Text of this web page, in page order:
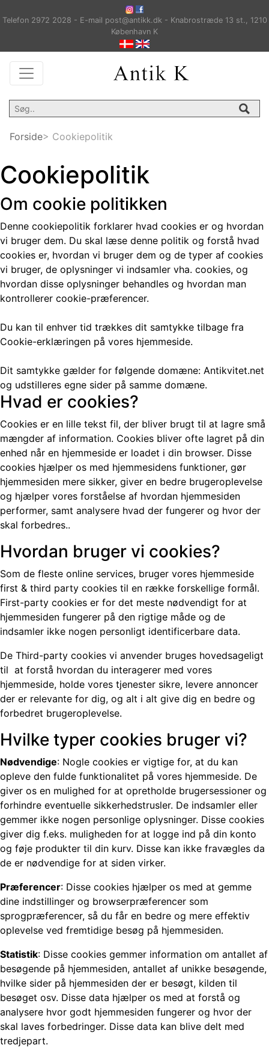
Telefon 2972 2028 - E-mail post@antikk.dk - Knabrostræde 13 st., 1210
København K
Forside> Cookiepolitik
Cookiepolitik
Om cookie politikken
Denne cookiepolitik forklarer hvad cookies er og hvordan
vi bruger dem. Du skal læse denne politik og forstå hvad
cookies er, hvordan vi bruger dem og de typer af cookies
vi bruger, de oplysninger vi indsamler vha. cookies, og
hvordan disse oplysninger behandles og hvordan man
kontrollerer cookie-præferencer.
Du kan til enhver tid trækkes dit samtykke tilbage fra
Cookie-erklæringen på vores hjemmeside.
Dit samtykke gælder for følgende domæne: Antikvitet.net
og udstilleres egne sider på samme domæne.
Hvad er cookies?
Cookies er en lille tekst fil, der bliver brugt til at lagre små
mængder af information. Cookies bliver ofte lagret på din
enhed når en hjemmeside er loadet i din browser. Disse
cookies hjælper os med hjemmesidens funktioner, gør
hjemmesiden mere sikker, giver en bedre brugeroplevelse
og hjælper vores forståelse af hvordan hjemmesiden
performer, samt analysere hvad der fungerer og hvor der
skal forbedres..
Hvordan bruger vi cookies?
Som de fleste online services, bruger vores hjemmeside
first & third party cookies til en række forskellige formål.
First-party cookies er for det meste nødvendigt for at
hjemmesiden fungerer på den rigtige måde og de
indsamler ikke nogen personligt identificerbare data.
De Third-party cookies vi anvender bruges hovedsageligt
til at forstå hvordan du interagerer med vores
hjemmeside, holde vores tjenester sikre, levere annoncer
der er relevante for dig, og alt i alt give dig en bedre og
forbedret brugeroplevelse.
Hvilke typer cookies bruger vi?
Nødvendige: Nogle cookies er vigtige for, at du kan
opleve den fulde funktionalitet på vores hjemmeside. De
giver os en mulighed for at opretholde brugersessioner og
forhindre eventuelle sikkerhedstrusler. De indsamler eller
gemmer ikke nogen personlige oplysninger. Disse cookies
giver dig f.eks. muligheden for at logge ind på din konto
og føje produkter til din kurv. Disse kan ikke fravægles da
de er nødvendige for at siden virker.
Præferencer: Disse cookies hjælper os med at gemme
dine indstillinger og browserpræferencer som
sprogpræferencer, så du får en bedre og mere effektiv
oplevelse ved fremtidige besøg på hjemmesiden.
Statistik: Disse cookies gemmer information om antallet af
besøgende på hjemmesiden, antallet af unikke besøgende,
hvilke sider på hjemmesiden der er besøgt, kilden til
besøget osv. Disse data hjælper os med at forstå og
analysere hvor godt hjemmesiden fungerer og hvor der
skal laves forbedringer. Disse data kan blive delt med
tredjepart.